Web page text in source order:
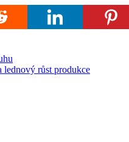
lednový růst produkce